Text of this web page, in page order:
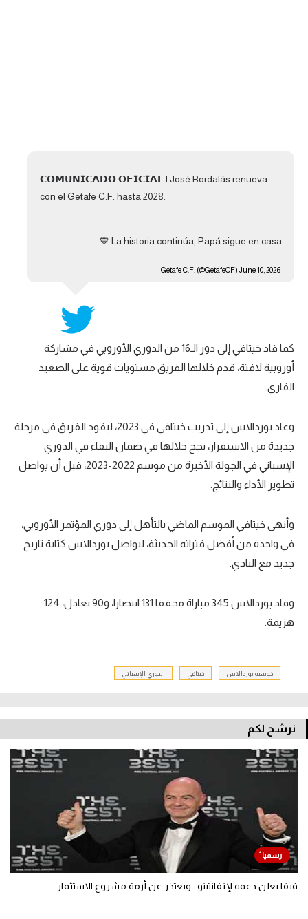
𝗖𝗢𝗠𝗨𝗡𝗜𝗖𝗔𝗗𝗢 𝗢𝗙𝗜𝗖𝗜𝗔𝗟 | José Bordalás renueva
con el Getafe C.F. hasta 2028.
La historia continúa, Papá sigue en casa 💙
— Getafe C.F. (@GetafeCF)
June 10, 2026
كما قاد خيتافي إلى دور الـ16 من الدوري الأوروبي في مشاركة
أوروبية لافتة، قدم خلالها الفريق مستويات قوية على الصعيد
القاري.
وعاد بوردالاس إلى تدريب خيتافي في 2023، ليقود الفريق في مرحلة
جديدة من الاستقرار، نجح خلالها في ضمان البقاء في الدوري
الإسباني في الجولة الأخيرة من موسم 2022-2023، قبل أن يواصل
تطوير الأداء والنتائج.
وأنهى خيتافي الموسم الماضي بالتأهل إلى دوري المؤتمر الأوروبي،
في واحدة من أفضل فتراته الحديثة، ليواصل بوردالاس كتابة تاريخ
جديد مع النادي.
وقاد بوردالاس 345 مباراة محققا 131 انتصارا، و90 تعادل، 124
هزيمة.
خوسيه بوردالاس خيتافي الدوري الإسباني
نرشح لكم
فيفا يعلن دعمه لإنفانتينو.. ويعتذر عن أزمة مشروع الاستثمار